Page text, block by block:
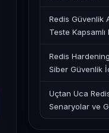
Redis Güvenlik
Teste Kapsamlı
Redis
Siber Güvenlik
Uçtan Uca
Senaryolar ve